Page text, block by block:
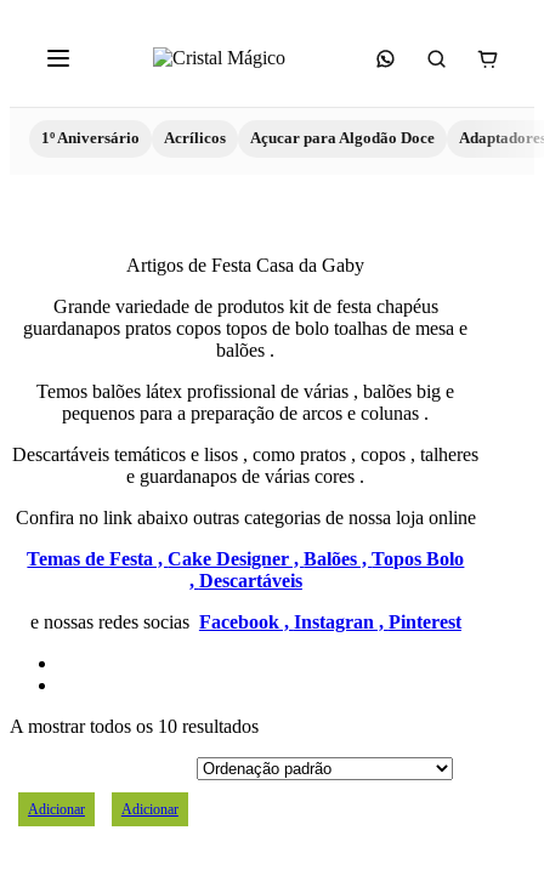
1º Aniversário Acrílicos Açucar para Algodão Doce
Artigos de Festa Casa da Gaby
Grande variedade de produtos kit de festa chapéus
guardanapos pratos copos topos de bolo toalhas de mesa e
balões .
Temos balões látex profissional de várias , balões big e
pequenos para a preparação de arcos e colunas .
Descartáveis temáticos e lisos , como pratos , copos , talheres
e guardanapos de várias cores .
Confira no link abaixo outras categorias de nossa loja online
Temas de Festa ,Cake Designer ,Balões ,Topos Bolo
, Descartáveis
e nossas redes socias Facebook , Instagran , Pinterest
A mostrar todos os 10 resultados
Adicionar Adicionar